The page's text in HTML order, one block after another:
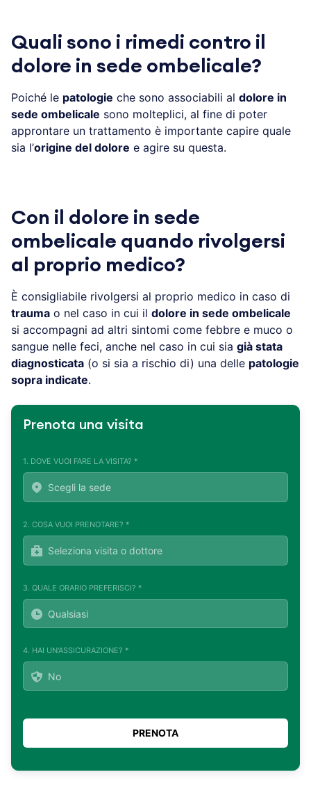
Quali sono i rimedi contro il
dolore in sede ombelicale?
Poiché le patologie che sono associabili al dolore in
sede ombelicale sono molteplici, al fine di poter
approntare un trattamento è importante capire quale
sia l’origine del dolore e agire su questa.
Con il dolore in sede
ombelicale quando rivolgersi
al proprio medico?
È consigliabile rivolgersi al proprio medico in caso di
trauma o nel caso in cui il dolore in sede ombelicale
si accompagni ad altri sintomi come febbre e muco o
sangue nelle feci, anche nel caso in cui sia già stata
diagnosticata (o si sia a rischio di) una delle patologie
sopra indicate.
Prenota una visita
1. DOVE VUOI FARE LA VISITA? *
2. COSA VUOI PRENOTARE? *
3. QUALE ORARIO PREFERISCI? *
4. HAI UN'ASSICURAZIONE? *